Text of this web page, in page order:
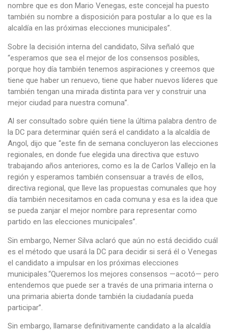
nombre que es don Mario Venegas, este concejal ha puesto
también su nombre a disposición para postular a lo que es la
alcaldía en las próximas elecciones municipales”.
Sobre la decisión interna del candidato, Silva señaló que
“esperamos que sea el mejor de los consensos posibles,
porque hoy día también tenemos aspiraciones y creemos que
tiene que haber un renuevo, tiene que haber nuevos líderes que
también tengan una mirada distinta para ver y construir una
mejor ciudad para nuestra comuna”.
Al ser consultado sobre quién tiene la última palabra dentro de
la DC para determinar quién será el candidato a la alcaldía de
Angol, dijo que “este fin de semana concluyeron las elecciones
regionales, en donde fue elegida una directiva que estuvo
trabajando años anteriores, como es la de Carlos Vallejo en la
región y esperamos también consensuar a través de ellos,
directiva regional, que lleve las propuestas comunales que hoy
día también necesitamos en cada comuna y esa es la idea que
se pueda zanjar el mejor nombre para representar como
partido en las elecciones municipales”.
Sin embargo, Nemer Silva aclaró que aún no está decidido cuál
es el método que usará la DC para decidir si será él o Venegas
el candidato a impulsar en los próximas elecciones
municipales.“Queremos los mejores consensos —acotó— pero
entendemos que puede ser a través de una primaria interna o
una primaria abierta donde también la ciudadanía pueda
participar”.
Sin embargo, llamarse definitivamente candidato a la alcaldía